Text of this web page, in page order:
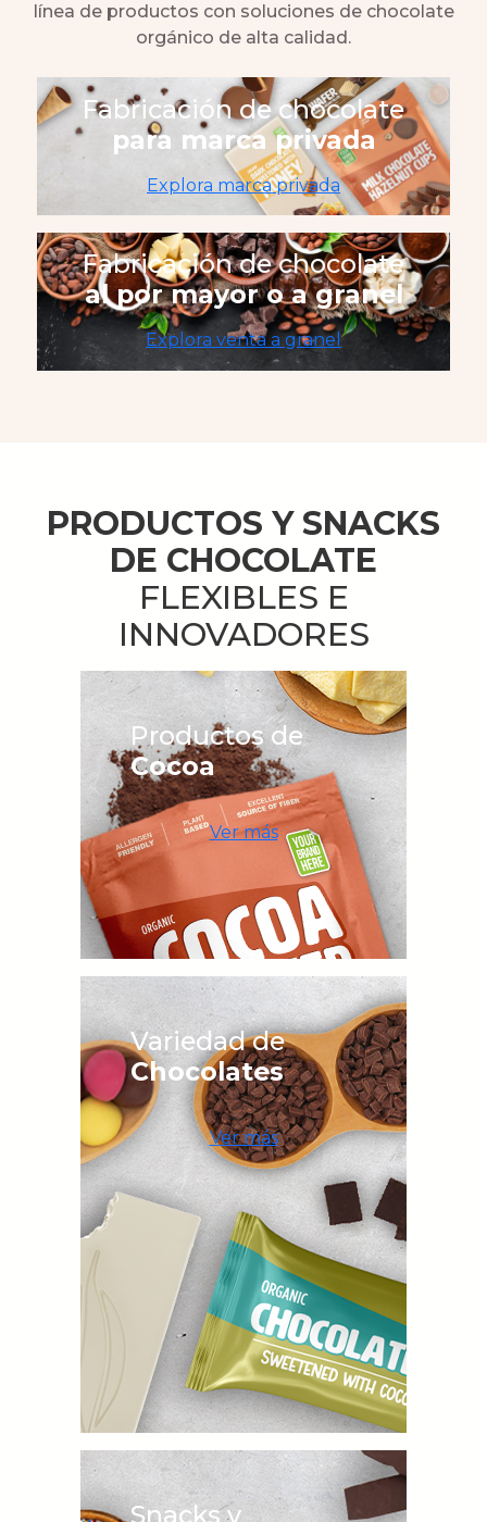
línea de productos con soluciones de chocolate
orgánico de alta calidad.
Fabricación de chocolate
para marca privada
Explora marca privada
Fabricación de chocolate
al por mayor o a granel
Explora venta a granel
PRODUCTOS Y SNACKS
DE CHOCOLATE
FLEXIBLES E
INNOVADORES
Productos de
Cocoa
Ver más
Variedad de
Chocolates
Ver más
Snacks y